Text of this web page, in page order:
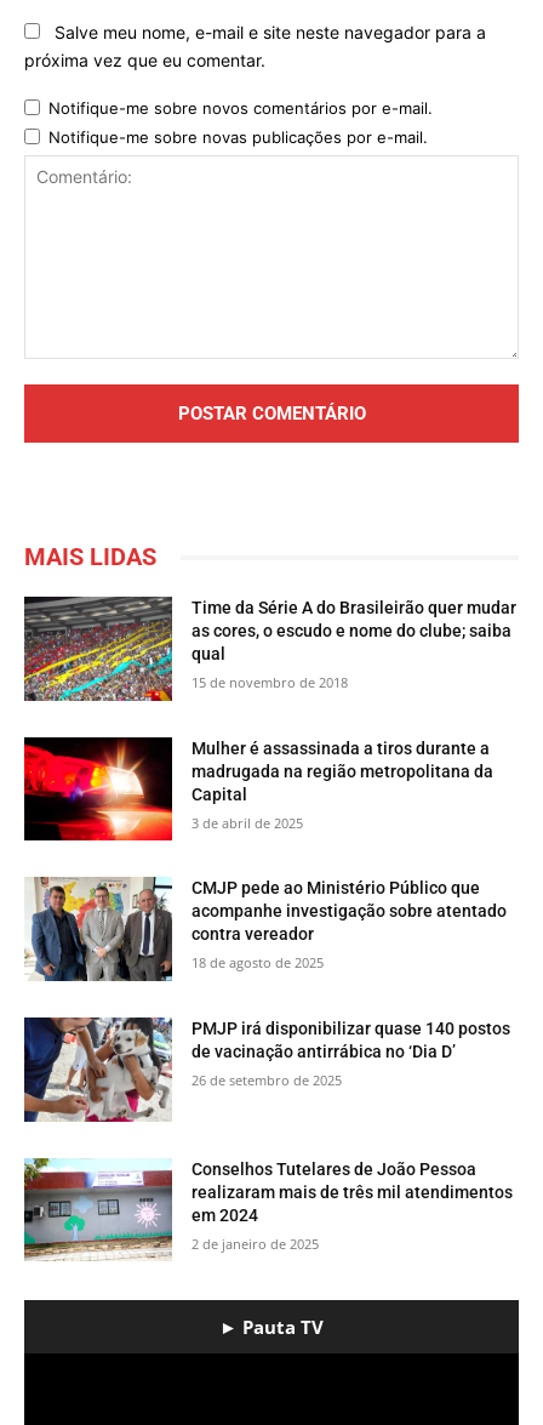
Salve meu nome, e-mail e site neste navegador para a
próxima vez que eu comentar.
Notifique-me sobre novos comentários por e-mail.
Notifique-me sobre novas publicações por e-mail.
MAIS LIDAS
Time da Série A do Brasileirão quer mudar
as cores, o escudo e nome do clube; saiba
qual
15 de novembro de 2018
Mulher é assassinada a tiros durante a
madrugada na região metropolitana da
Capital
3 de abril de 2025
CMJP pede ao Ministério Público que
acompanhe investigação sobre atentado
contra vereador
18 de agosto de 2025
PMJP irá disponibilizar quase 140 postos
de vacinação antirrábica no ‘Dia D’
26 de setembro de 2025
Conselhos Tutelares de João Pessoa
realizaram mais de três mil atendimentos
em 2024
2 de janeiro de 2025
► Pauta TV